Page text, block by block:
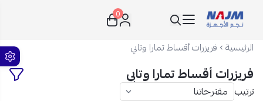
نجم الأجهزة
0
الرئيسية فريزرات أقساط تمارا وتابي
فريزرات أقساط تمارا وتابي
ترتيب